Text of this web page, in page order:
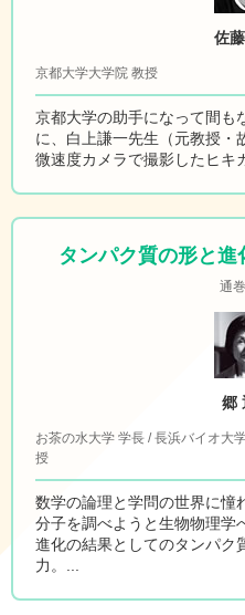
佐
京都大学大学院 教授
京都大学の助手になって間も
に、白上謙一先生（元教授・
微速度カメラで撮影したヒキ
タンパク質の形と
通
郷
お茶の水大学 学長 / 長浜バイオ大
授
数学の論理と学問の世界に憧
分子を調べようと生物物理学
進化の結果としてのタンパク
力。...